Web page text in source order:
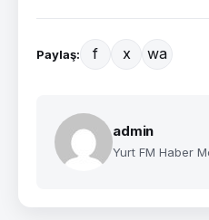
Paylaş: f x wa
admin
Yurt FM Haber